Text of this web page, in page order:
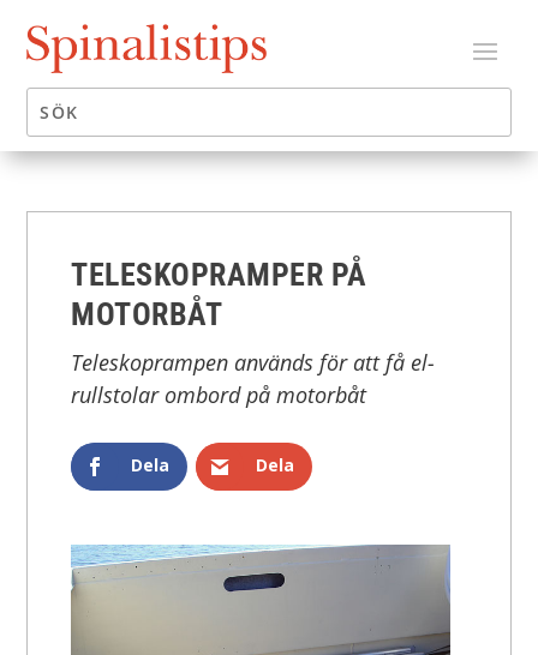
TELESKOPRAMPER PÅ
MOTORBÅT
Teleskoprampen används för att få el-
rullstolar ombord på motorbåt
Dela Dela